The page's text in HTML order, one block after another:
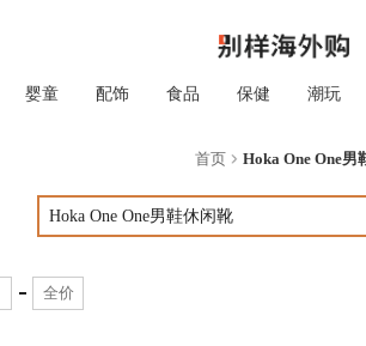
婴童 配饰 食品 保健 潮玩
首页 Hoka One One男